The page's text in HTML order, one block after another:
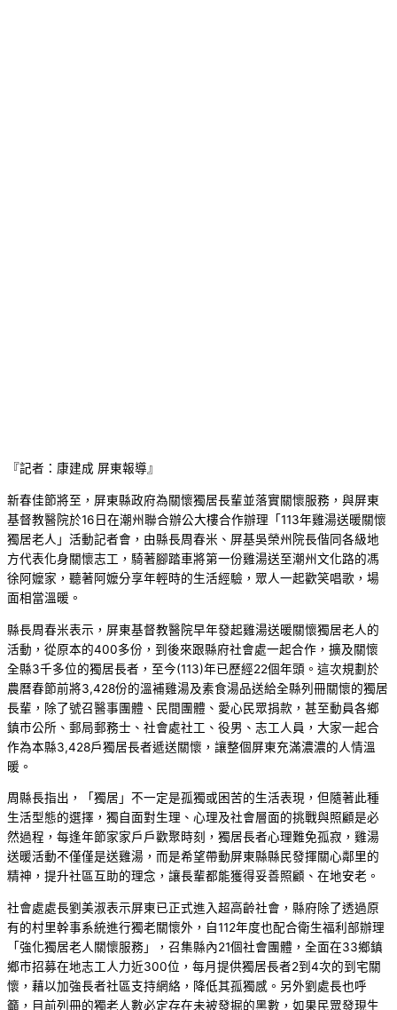
『記者：康建成 屏東報導』
新春佳節將至，屏東縣政府為關懷獨居長輩並落實關懷服務，與屏東
基督教醫院於16日在潮州聯合辦公大樓合作辦理「113年雞湯送暖關懷
獨居老人」活動記者會，由縣長周春米、屏基吳榮州院長偕同各級地
方代表化身關懷志工，騎著腳踏車將第一份雞湯送至潮州文化路的馮
徐阿嬤家，聽著阿嬤分享年輕時的生活經驗，眾人一起歡笑唱歌，場
面相當溫暖。
縣長周春米表示，屏東基督教醫院早年發起雞湯送暖關懷獨居老人的
活動，從原本的400多份，到後來跟縣府社會處一起合作，擴及關懷
全縣3千多位的獨居長者，至今(113)年已歷經22個年頭。這次規劃於
農曆春節前將3,428份的溫補雞湯及素食湯品送給全縣列冊關懷的獨居
長輩，除了號召醫事團體、民間團體、愛心民眾捐款，甚至動員各鄉
鎮市公所、郵局郵務士、社會處社工、役男、志工人員，大家一起合
作為本縣3,428戶獨居長者遞送關懷，讓整個屏東充滿濃濃的人情溫
暖。
周縣長指出，「獨居」不一定是孤獨或困苦的生活表現，但隨著此種
生活型態的選擇，獨自面對生理、心理及社會層面的挑戰與照顧是必
然過程，每逢年節家家戶戶歡聚時刻，獨居長者心理難免孤寂，雞湯
送暖活動不僅僅是送雞湯，而是希望帶動屏東縣縣民發揮關心鄰里的
精神，提升社區互助的理念，讓長輩都能獲得妥善照顧、在地安老。
社會處處長劉美淑表示屏東已正式進入超高齡社會，縣府除了透過原
有的村里幹事系統進行獨老關懷外，自112年度也配合衛生福利部辦理
「強化獨居老人關懷服務」，召集縣內21個社會團體，全面在33鄉鎮
鄉市招募在地志工人力近300位，每月提供獨居長者2到4次的到宅關
懷，藉以加強長者社區支持網絡，降低其孤獨感。另外劉處長也呼
籲，目前列冊的獨老人數必定存在未被發掘的黑數，如果民眾發現生